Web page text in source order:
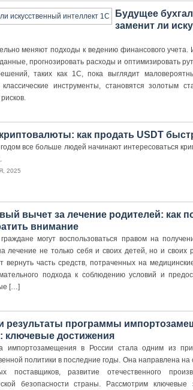
Будущее
заменит ли
меняют подходы к ведению финансового учета.
прогнозировать расходы и оптимизировать
таких как 1С, пока выглядит
инструменты, становятся золотым
как продать USDT
все больше людей начинают интересоваться
2025
вычет за лечение родителей: как
внимание
могут воспользоваться правом на
лечение не только себя и своих детей, но и своих
вернуть часть средств, потраченных на
подхода к соблюдению условий и
[…]
результаты программы
ключевые достижения
импортозамещения в России стала одним из
политики в последние годы. Она направлена
поставщиков, развитие отечественного
безопасности страны. Рассмотрим